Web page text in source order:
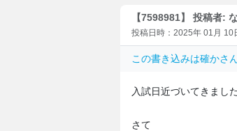
【7598981】 投稿者:
投稿日時：2025年 01月 10
この書き込みは確かさ
入試日近づいてきまし
さて